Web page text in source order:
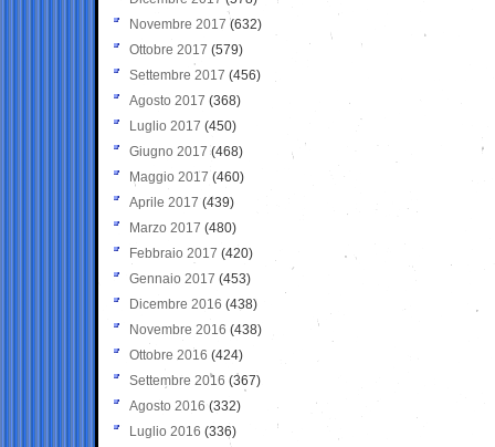
Novembre 2017 (632)
Ottobre 2017 (579)
Settembre 2017 (456)
Agosto 2017 (368)
Luglio 2017 (450)
Giugno 2017 (468)
Maggio 2017 (460)
Aprile 2017 (439)
Marzo 2017 (480)
Febbraio 2017 (420)
Gennaio 2017 (453)
Dicembre 2016 (438)
Novembre 2016 (438)
Ottobre 2016 (424)
Settembre 2016 (367)
Agosto 2016 (332)
Luglio 2016 (336)